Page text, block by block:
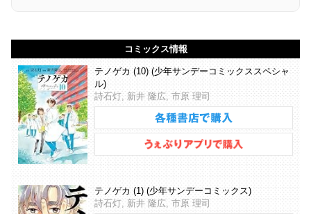
コミックス情報
テノゲカ (10) (少年サンデーコミックススペシャ
ル)
詩石灯, 新井 隆広, 市原 理司
テノゲカ (1) (少年サンデーコミックス)
詩石灯, 新井 隆広, 市原 理司